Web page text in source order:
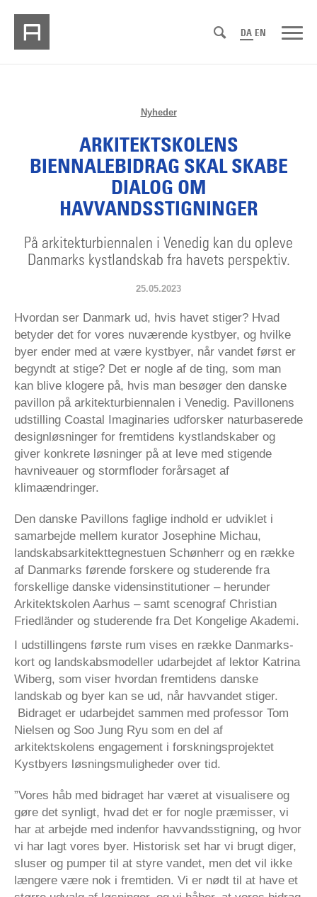
DA EN
Nyheder
ARKITEKTSKOLENS
BIENNALEBIDRAG SKAL SKABE
DIALOG OM
HAVVANDSSTIGNINGER
På arkitekturbiennalen i Venedig kan du opleve
Danmarks kystlandskab fra havets perspektiv.
25.05.2023
Hvordan ser Danmark ud, hvis havet stiger? Hvad
betyder det for vores nuværende kystbyer, og hvilke
byer ender med at være kystbyer, når vandet først er
begyndt at stige? Det er nogle af de ting, som man
kan blive klogere på, hvis man besøger den danske
pavillon på arkitekturbiennalen i Venedig. Pavillonens
udstilling Coastal Imaginaries udforsker naturbaserede
designløsninger for fremtidens kystlandskaber og
giver konkrete løsninger på at leve med stigende
havniveauer og stormfloder forårsaget af
klimaændringer.
Den danske Pavillons faglige indhold er udviklet i
samarbejde mellem kurator Josephine Michau,
landskabsarkitekttegnestuen Schønherr og en række
af Danmarks førende forskere og studerende fra
forskellige danske vidensinstitutioner – herunder
Arkitektskolen Aarhus – samt scenograf Christian
Friedländer og studerende fra Det Kongelige Akademi.
I udstillingens første rum vises en række Danmarks-
kort og landskabsmodeller udarbejdet af lektor Katrina
Wiberg, som viser hvordan fremtidens danske
landskab og byer kan se ud, når havvandet stiger.
Bidraget er udarbejdet sammen med professor Tom
Nielsen og Soo Jung Ryu som en del af
arkitektskolens engagement i forskningsprojektet
Kystbyers løsningsmuligheder over tid.
”Vores håb med bidraget har været at visualisere og
gøre det synligt, hvad det er for nogle præmisser, vi
har at arbejde med indenfor havvandsstigning, og hvor
vi har lagt vores byer. Historisk set har vi brugt diger,
sluser og pumper til at styre vandet, men det vil ikke
længere være nok i fremtiden. Vi er nødt til at have et